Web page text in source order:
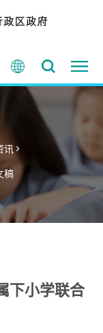
>
稿
下小学联合